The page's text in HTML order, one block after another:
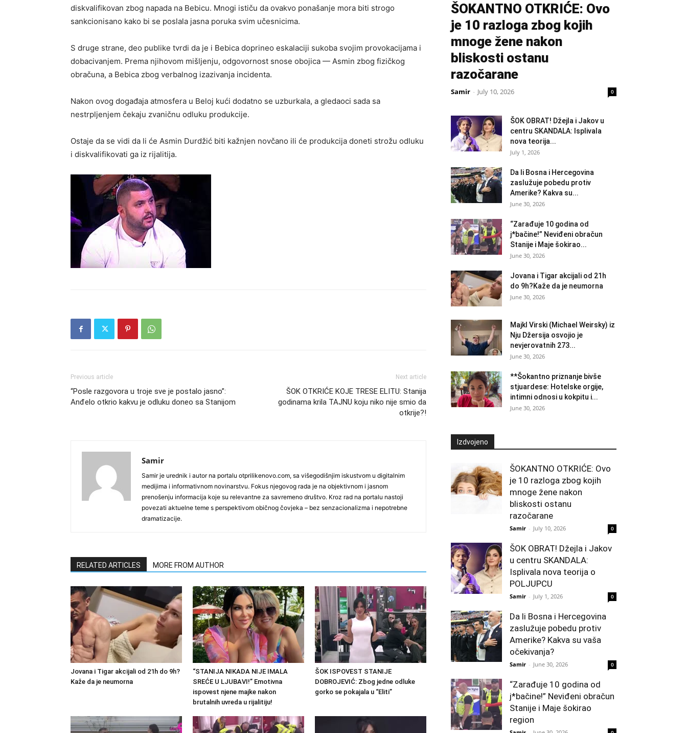
diskvalifikovan zbog napada na Bebicu. Mnogi ističu da ovakvo ponašanje mora biti strogo
sankcionisano kako bi se poslala jasna poruka svim učesnicima.
S druge strane, deo publike tvrdi da je i Bebica doprineo eskalaciji sukoba svojim provokacijama i
dobacivanjem. Prema njihovom mišljenju, odgovornost snose obojica — Asmin zbog fizičkog
obračuna, a Bebica zbog verbalnog izazivanja incidenta.
Nakon ovog događaja atmosfera u Beloj kući dodatno se uzburkala, a gledaoci sada sa
nestrpljenjem čekaju zvaničnu odluku produkcije.
Ostaje da se vidi da li će Asmin Durdžić biti kažnjen novčano ili će produkcija doneti strožu odluku
i diskvalifikovati ga iz rijalitija.
Previous article
“Posle razgovora u troje sve je postalo jasno”:
Anđelo otkrio kakvu je odluku doneo sa Stanijom
Next article
ŠOK OTKRIĆE KOJE TRESE ELITU: Stanija
godinama krila TAJNU koju niko nije smio da
otkrije?!
Samir
Samir je urednik i autor na portalu otprilikenovo.com, sa višegodišnjim iskustvom u digitalnim
medijima i informativnom novinarstvu. Fokus njegovog rada je na objektivnom i jasnom
prenošenju informacija koje su relevantne za savremeno društvo. Kroz rad na portalu nastoji
povezati aktuelne teme s perspektivom običnog čovjeka – bez senzacionalizma i nepotrebne
dramatizacije.
RELATED ARTICLES MORE FROM AUTHOR
Jovana i Tigar akcijali od 21h do 9h?
Kaže da je neumorna
“STANIJA NIKADA NIJE IMALA
SREĆE U LJUBAVI!” Emotivna
ispovest njene majke nakon
brutalnih uvreda u rijalitiju!
ŠOK ISPOVEST STANIJE
DOBROJEVIĆ: Zbog jedne odluke
gorko se pokajala u “Eliti”
ŠOKANTNO OTKRIĆE: Ovo
je 10 razloga zbog kojih
mnoge žene nakon
bliskosti ostanu
razočarane
Samir - July 10, 2026 0
ŠOK OBRAT! Džejla i Jakov u
centru SKANDALA: Isplivala
nova teorija...
July 1, 2026
Da li Bosna i Hercegovina
zaslužuje pobedu protiv
Amerike? Kakva su...
June 30, 2026
“Zarađuje 10 godina od
j*bačine!” Neviđeni obračun
Stanije i Maje šokirao...
June 30, 2026
Jovana i Tigar akcijali od 21h
do 9h?Kaže da je neumorna
June 30, 2026
Majkl Virski (Michael Weirsky) iz
Nju Džersija osvojio je
nevjerovatnih 273...
June 30, 2026
**Šokantno priznanje bivše
stjuardese: Hotelske orgije,
intimni odnosi u kokpitu i...
June 30, 2026
Izdvojeno
ŠOKANTNO OTKRIĆE: Ovo
je 10 razloga zbog kojih
mnoge žene nakon
bliskosti ostanu
razočarane
Samir - July 10, 2026 0
ŠOK OBRAT! Džejla i Jakov
u centru SKANDALA:
Isplivala nova teorija o
POLJUPCU
Samir - July 1, 2026 0
Da li Bosna i Hercegovina
zaslužuje pobedu protiv
Amerike? Kakva su vaša
očekivanja?
Samir - June 30, 2026 0
“Zarađuje 10 godina od
j*bačine!” Neviđeni obračun
Stanije i Maje šokirao
region